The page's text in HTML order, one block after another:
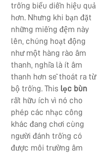
trống biểu diễn hiệu quả
hơn. Nhưng khi bạn đặt
những miếng đệm này
lên, chúng hoạt động
như một hàng rào âm
thanh, nghĩa là ít âm
thanh hơn sẽ thoát ra từ
bộ trống. This lọc bùn
rất hữu ích vì nó cho
phép các nhạc công
khác đang chơi cùng
người đánh trống có
được môi trường âm